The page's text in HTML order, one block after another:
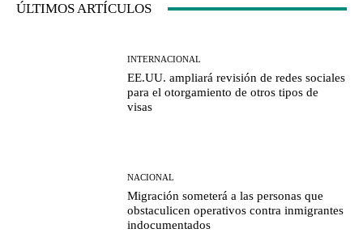
ÚLTIMOS ARTÍCULOS
INTERNACIONAL
EE.UU. ampliará revisión de redes sociales
para el otorgamiento de otros tipos de
visas
NACIONAL
Migración someterá a las personas que
obstaculicen operativos contra inmigrantes
indocumentados